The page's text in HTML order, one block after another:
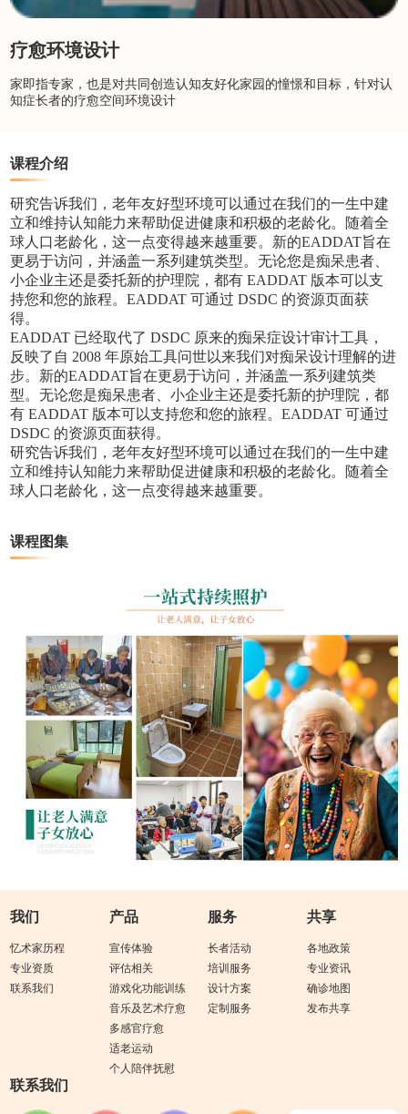
疗愈环境设计
家即指专家，也是对共同创造认知友好化家园的憧憬和目标，针对认
知症长者的疗愈空间环境设计
课程介绍
研究告诉我们，老年友好型环境可以通过在我们的一生中建
立和维持认知能力来帮助促进健康和积极的老龄化。随着全
球人口老龄化，这一点变得越来越重要。新的EADDAT旨在
更易于访问，并涵盖一系列建筑类型。无论您是痴呆患者、
小企业主还是委托新的护理院，都有 EADDAT 版本可以支
持您和您的旅程。EADDAT 可通过 DSDC 的资源页面获
得。
EADDAT 已经取代了 DSDC 原来的痴呆症设计审计工具，
反映了自 2008 年原始工具问世以来我们对痴呆设计理解的进
步。新的EADDAT旨在更易于访问，并涵盖一系列建筑类
型。无论您是痴呆患者、小企业主还是委托新的护理院，都
有 EADDAT 版本可以支持您和您的旅程。EADDAT 可通过
DSDC 的资源页面获得。
研究告诉我们，老年友好型环境可以通过在我们的一生中建
立和维持认知能力来帮助促进健康和积极的老龄化。随着全
球人口老龄化，这一点变得越来越重要。
课程图集
我们
忆术家历程
专业资质
联系我们
产品
宣传体验
评估相关
游戏化功能训练
音乐及艺术疗愈
多感官疗愈
适老运动
个人陪伴抚慰
服务
长者活动
培训服务
设计方案
定制服务
共享
各地政策
专业资讯
确诊地图
发布共享
联系我们